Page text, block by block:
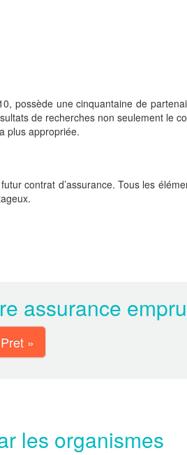
une cinquantaine de
de recherches non seulement le
plus appropriée.
contrat d’assurance. Tous les
assurance
»
les organismes